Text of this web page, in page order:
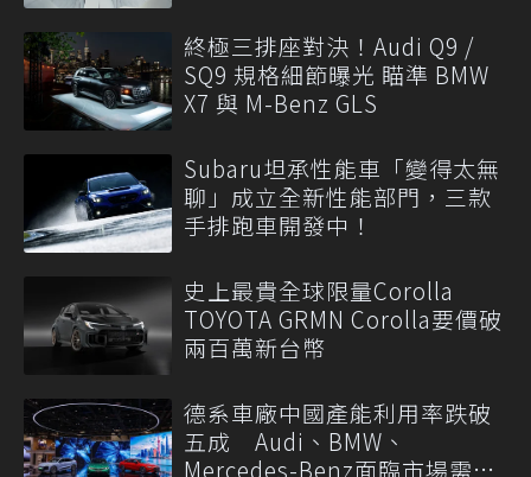
終極三排座對決！Audi Q9 /
SQ9 規格細節曝光 瞄準 BMW
X7 與 M-Benz GLS
Subaru坦承性能車「變得太無
聊」成立全新性能部門，三款
手排跑車開發中！
史上最貴全球限量Corolla
TOYOTA GRMN Corolla要價破
兩百萬新台幣
德系車廠中國產能利用率跌破
五成 Audi、BMW、
Mercedes-Benz面臨市場需求